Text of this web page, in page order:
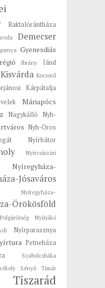
Baktalórántháza
Demecser
Gyenesdiás
Ibrány Jánd
Kisvárda Kocsord
Kárpátalja
Máriapócs
Nagykálló
Nyh-
Nyh-Oros
Nyírbátor
Nyírcsászári
Nyíregyháza-
Jósaváros
Nyíregyháza-
Örökösföld
Nyírjákó
Nyírparasznya
Petneháza
Szabolcsbáka
Sényő Timár
Tiszarád